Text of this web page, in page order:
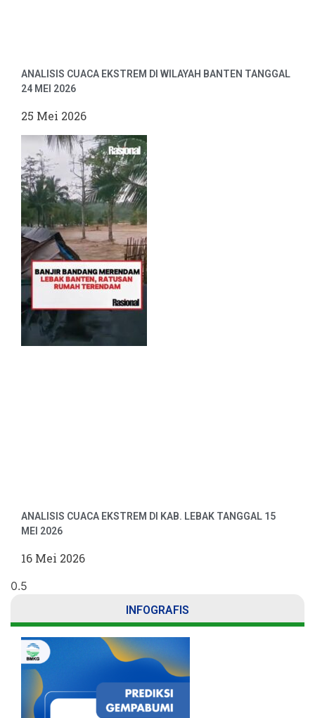
ANALISIS CUACA EKSTREM DI WILAYAH BANTEN TANGGAL
24 MEI 2026
25 Mei 2026
ANALISIS CUACA EKSTREM DI KAB. LEBAK TANGGAL 15
MEI 2026
16 Mei 2026
INFOGRAFIS